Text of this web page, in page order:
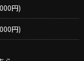
円)
円)